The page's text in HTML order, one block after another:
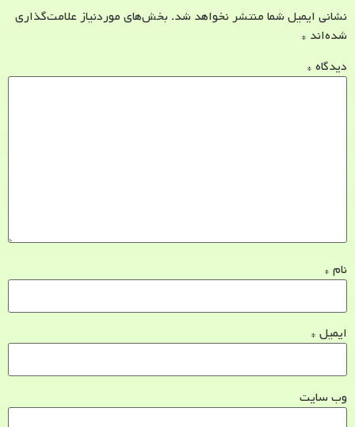
نشانی ایمیل شما منتشر نخواهد شد. بخش‌های موردنیاز علامت‌گذاری
شده‌اند *
دیدگاه *
نام *
ایمیل *
وب‌ سایت